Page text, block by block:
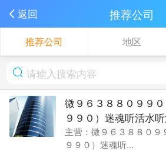
返回 推荐公司
推荐公司 地区
微９６３８８０９９
９９０）迷魂听活水
货到付款
主营：微９６３８８０９
９９０）迷魂听...